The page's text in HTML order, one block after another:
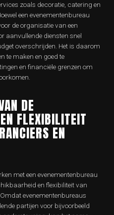
zoals decoratie, catering en
een evenementenbureau
de organisatie van een
aanvullende diensten snel
overschrijden. Het is daarom
te maken en goed te
en financiële grenzen om
DE
FLEXIBILITEIT
EN
met een evenementenbureau
en flexibiliteit van
evenementenbureaus
partijen voor bijvoorbeeld